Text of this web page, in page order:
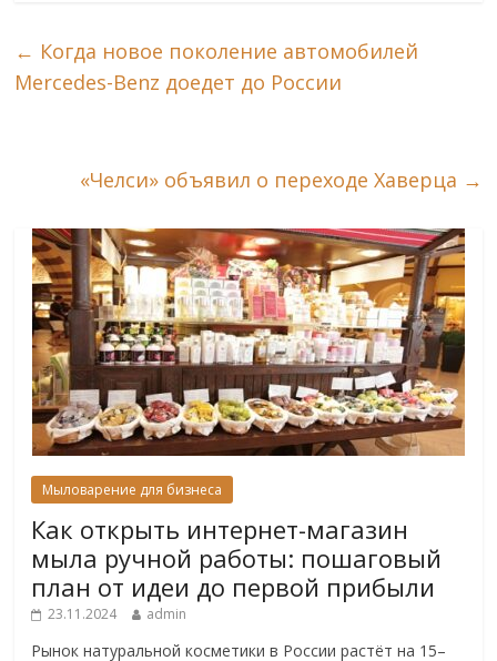
← Когда новое поколение автомобилей
Mercedes-Benz доедет до России
«Челси» объявил о переходе Хаверца →
Мыловарение для бизнеса
Как открыть интернет-магазин
мыла ручной работы: пошаговый
план от идеи до первой прибыли
23.11.2024 admin
Рынок натуральной косметики в России растёт на 15–